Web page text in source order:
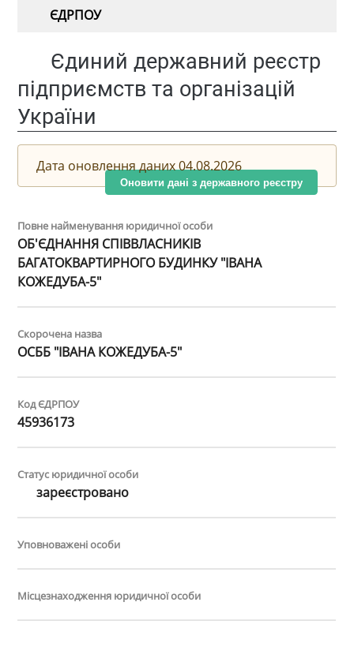
ЄДРПОУ
Єдиний державний реєстр
підприємств та організацій
України
Дата оновлення даних 04.08.2026
Оновити дані з державного реєстру
Повне найменування юридичної особи
ОБ'ЄДНАННЯ СПІВВЛАСНИКІВ
БАГАТОКВАРТИРНОГО БУДИНКУ "ІВАНА
КОЖЕДУБА-5"
Скорочена назва
ОСББ "ІВАНА КОЖЕДУБА-5"
Код ЄДРПОУ
45936173
Статус юридичної особи
зареєстровано
Уповноважені особи
Місцезнаходження юридичної особи